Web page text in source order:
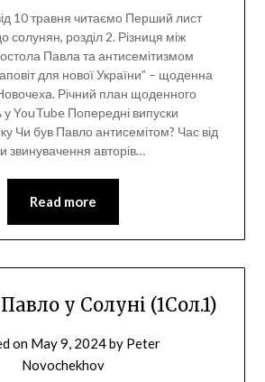
10 травня читаємо Перший лист
солунян, розділ 2. Різниця між
Павла та антисемітизмом
для нової України” – щоденна
Річний план щоденного
YouTube Попередні випуски
Чи був Павло антисемітом? Час від
звинувачення авторів…
Read more
у Солуні (1Сол.1)
on May 9, 2024by Peter
Novochekhov